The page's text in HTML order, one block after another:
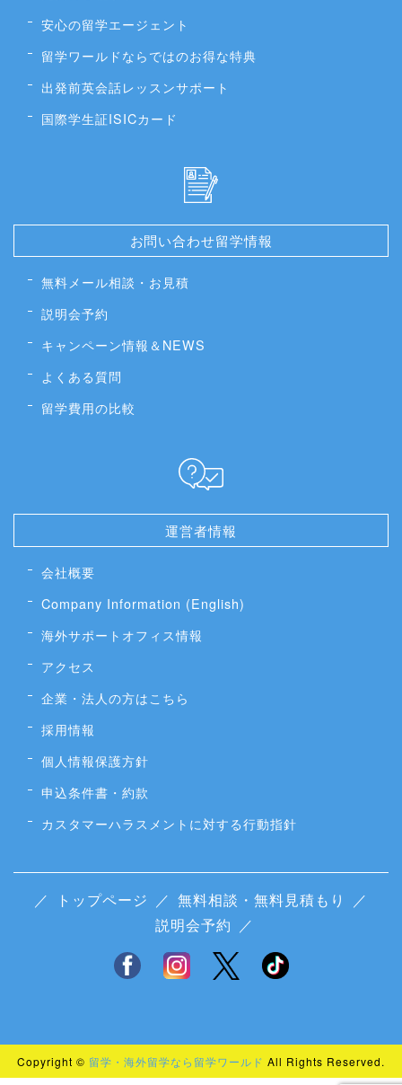
安心の留学エージェント
留学ワールドならではのお得な特典
出発前英会話レッスンサポート
国際学生証ISICカード
お問い合わせ留学情報
無料メール相談・お見積
説明会予約
キャンペーン情報＆NEWS
よくある質問
留学費用の比較
運営者情報
会社概要
Company Information (English)
海外サポートオフィス情報
アクセス
企業・法人の方はこちら
採用情報
個人情報保護方針
申込条件書・約款
カスタマーハラスメントに対する行動指針
／ トップページ ／ 無料相談・無料見積もり
／
説明会予約 ／
Copyright © 留学・海外留学なら留学ワールド All Rights Reserved.